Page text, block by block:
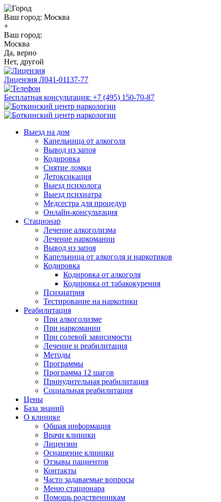
Ваш город: Москва
+
Ваш город:
Москва
Да, верно
Нет, другой
Лицензия Л041-01137-77
Бесплатная консультация: +7 (495) 150-70-87
Выезд на дом
Капельница от алкоголя
Вывод из запоя
Кодировка
Снятие ломки
Детоксикация
Выезд психолога
Выезд психиатра
Медсестра для процедур
Онлайн-консультация
Стационар
Лечение алкоголизма
Лечение наркомании
Вывод из запоя
Капельница от алкоголя и наркотиков
Кодировка
Кодировка от алкоголя
Кодировка от табакокурения
Психиатрия
Тестирование на наркотики
Реабилитация
При алкоголизме
При наркомании
При солевой зависимости
Лечение и реабилитация
Методы
Программы
Программа 12 шагов
Принудительная реабилитация
Социальная реабилитация
Цены
База знаний
О клинике
Общая информация
Врачи клиники
Лицензии
Оснащение клиники
Отзывы пациентов
Контакты
Часто задаваемые вопросы
Меню стационара
Помощь родственникам